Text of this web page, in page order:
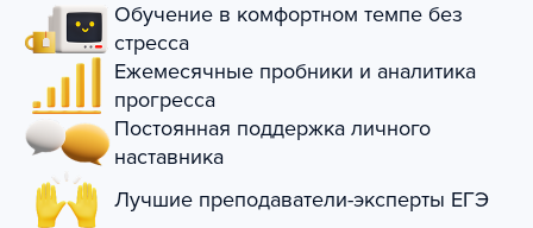
Обучение в комфортном темпе без
стресса
Ежемесячные пробники и аналитика
прогресса
Постоянная поддержка личного
наставника
Лучшие преподаватели-эксперты ЕГЭ